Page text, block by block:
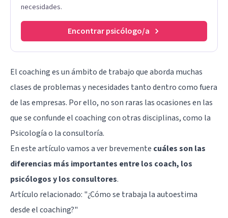
necesidades.
Encontrar psicólogo/a
El coaching es un ámbito de trabajo que aborda muchas
clases de problemas y necesidades tanto dentro como fuera
de las empresas. Por ello, no son raras las ocasiones en las
que se confunde el coaching con otras disciplinas, como la
Psicología o la consultoría.
En este artículo vamos a ver brevemente cuáles son las
diferencias más importantes entre los coach, los
psicólogos y los consultores.
Artículo relacionado: "¿Cómo se trabaja la autoestima
desde el coaching?"